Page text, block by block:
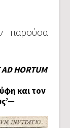
παρούσα
HORTUM
και τον